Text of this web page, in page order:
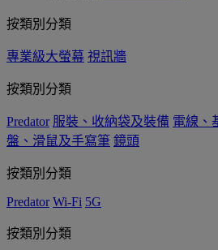
按類別分類
專業級大螢幕 視訊牆
按類別分類
Predator 服裝、收納袋及裝備 電線、
盤、滑鼠及手寫筆 鏡頭
按類別分類
Predator Wi-Fi 5G
按類別分類